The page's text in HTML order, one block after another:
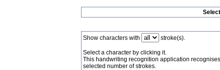
Show characters with stroke(s).
Select a character by clicking it.
This handwriting recognition application
selected number of strokes.